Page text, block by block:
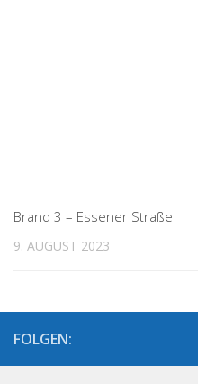
Brand 3 – Essener Straße
9. AUGUST 2023
FOLGEN: